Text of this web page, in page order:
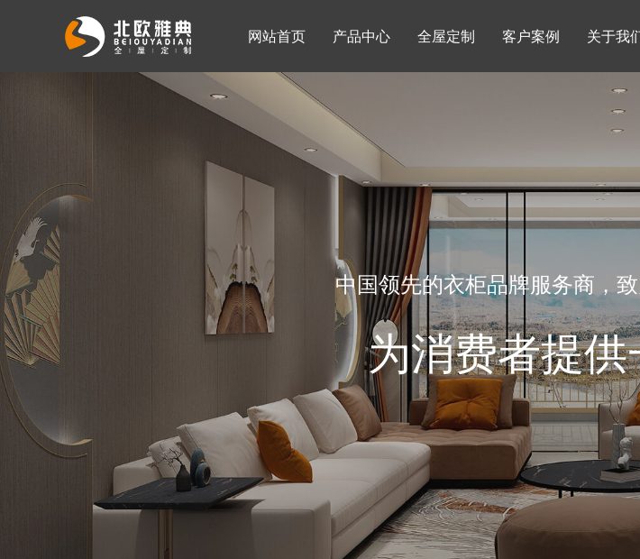
网站首页 产品中心 全屋定制 客户案例
书柜系列
关于我
公司简介
公司新闻
中国领先的衣柜品牌服务商，
为消费者提